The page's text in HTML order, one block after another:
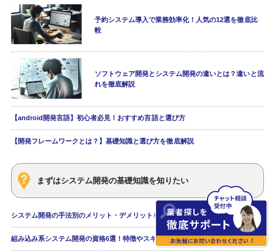
予約システム導入で業務効率化！人気の12選を徹底比
較
ソフトウェア開発とシステム開発の違いとは？違いと流
れを徹底解説
【android開発言語】初心者必見！おすすめ言語と選び方
【開発フレームワークとは？】基礎知識と選び方を徹底解説
まずはシステム開発の基礎知識を知りたい
システム開発の手法別のメリット・デメリットを解説
組み込み系システム開発の資格6選！特徴やスキルなどを解説